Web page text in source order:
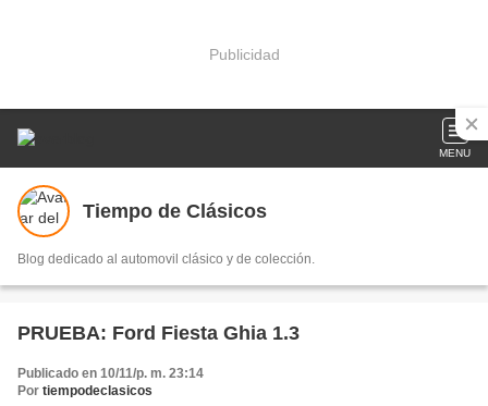
Publicidad
MENU
Tiempo de Clásicos
Blog dedicado al automovil clásico y de colección.
PRUEBA: Ford Fiesta Ghia 1.3
Publicado en 10/11/p. m. 23:14
Por tiempodeclasicos